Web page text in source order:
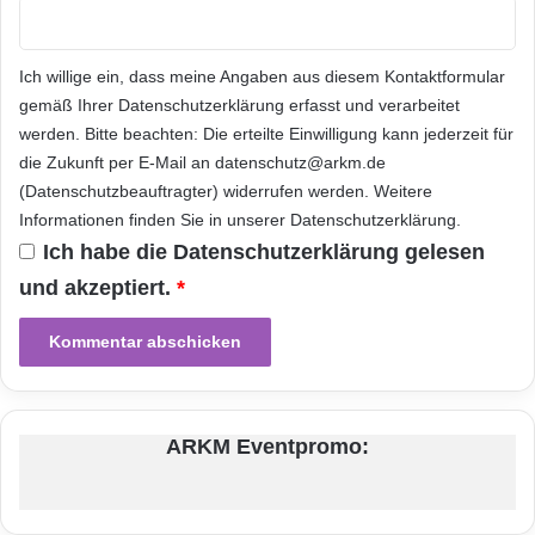
Smartphones
Mit O2 Free leben Kunden ihre mobile Freiheit
voll aus und können zum Beispiel ihre Bilder
und Super-Slow-Motion-Videos über ihr Sony
Xperia direkt auf den sozialen Netzwerken
posten. Denn mit den großzügigen 10 GB
Highspeed-Datenvolumen
es ganz in der Hand der Kunden, wie sie ihr
digitales Leben gestalten.
Ich willige ein, dass meine Angaben aus diesem Kontaktformular
gemäß Ihrer Datenschutzerklärung erfasst und verarbeitet
werden. Bitte beachten: Die erteilte Einwilligung kann jederzeit für
die Zukunft per E-Mail an datenschutz@arkm.de
(Datenschutzbeauftragter) widerrufen werden. Weitere
Informationen finden Sie in unserer Datenschutzerklärung
Ich habe die Datenschutzerklärung gelesen
und akzeptiert. *
ARKM Eventpromo: